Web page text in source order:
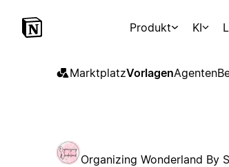
Produkt KI
MarktplatzVorlagenAgenten
Organizing Wonderland By